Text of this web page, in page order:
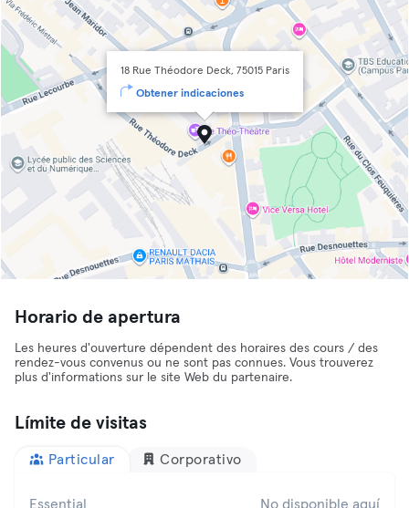
18 Rue Théodore Deck, 75015 Paris
Obtener indicaciones
Horario de apertura
Les heures d'ouverture dépendent des horaires des cours / des
rendez-vous convenus ou ne sont pas connues. Vous trouverez
plus d'informations sur le site Web du partenaire.
Límite de visitas
Particular Corporativo
Essential No disponible aquí